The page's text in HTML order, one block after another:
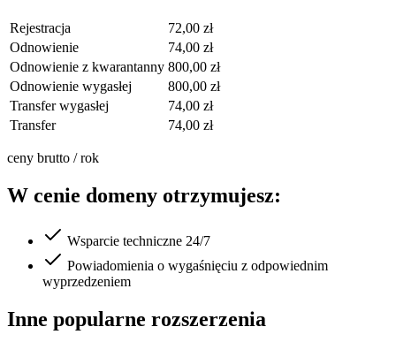
Rejestracja
72,00 zł
Odnowienie
74,00 zł
Odnowienie z kwarantanny 800,00 zł
Odnowienie wygasłej
800,00 zł
Transfer wygasłej
74,00 zł
Transfer
74,00 zł
ceny brutto / rok
W cenie domeny otrzymujesz:
Wsparcie techniczne 24/7
Powiadomienia o wygaśnięciu z odpowiednim
wyprzedzeniem
Inne popularne rozszerzenia